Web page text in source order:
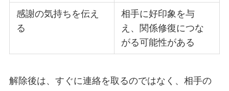
感謝の気持ちを伝え
る
相手に好印象を与
え、関係修復につな
がる可能性がある
解除後は、すぐに連絡を取るのではなく、相手の